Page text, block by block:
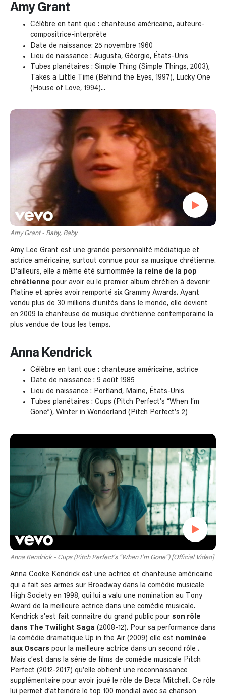
Amy Grant
Célèbre en tant que : chanteuse américaine, auteure-
compositrice-interprète
Date de naissance: 25 novembre 1960
Lieu de naissance : Augusta, Géorgie, États-Unis
Tubes planétaires : Simple Thing (Simple Things, 2003),
Takes a Little Time (Behind the Eyes, 1997), Lucky One
(House of Love, 1994)...
Amy Grant - Baby, Baby
Amy Lee Grant est une grande personnalité médiatique et
actrice américaine, surtout connue pour sa musique chrétienne.
D'ailleurs, elle a même été surnommée
la reine de la pop
chrétienne pour avoir eu le premier album chrétien à devenir
Platine et après avoir remporté six Grammy Awards. Ayant
vendu plus de 30 millions d'unités dans le monde, elle devient
en 2009 la chanteuse de musique chrétienne contemporaine la
plus vendue de tous les temps.
Anna Kendrick
Célèbre en tant que : chanteuse américaine, actrice
Date de naissance : 9 août 1985
Lieu de naissance : Portland, Maine, États-Unis
Tubes planétaires : Cups (Pitch Perfect’s “When I’m
Gone”), Winter in Wonderland (Pitch Perfect’s 2)
Anna Kendrick - Cups (Pitch Perfect’s “When I’m Gone”) [Official Video]
Anna Cooke Kendrick est une actrice et chanteuse américaine
qui a fait ses armes sur Broadway dans la comédie musicale
High Society en 1998, qui lui a valu une nomination au Tony
Award de la meilleure actrice dans une comédie musicale.
Kendrick s'est fait connaître du grand public pour son rôle
dans The Twilight Saga (2008-12). Pour sa performance dans
la comédie dramatique Up in the Air (2009) elle est nominée
aux Oscars pour la meilleure actrice dans un second rôle .
Mais c’est dans la série de films de comédie musicale Pitch
Perfect (2012-2017) qu’elle obtient une reconnaissance
supplémentaire pour avoir joué le rôle de Beca Mitchell. Ce rôle
lui permet d’atteindre le top 100 mondial avec sa chanson